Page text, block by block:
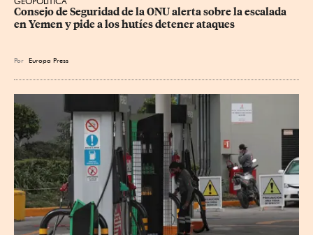
Consejo de Seguridad de la ONU alerta sobre la escalada
en Yemen y pide a los hutíes detener ataques
Por Europa Press